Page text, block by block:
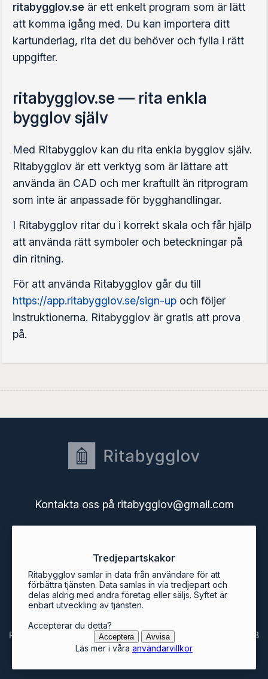
ritabygglov.se är ett enkelt program som är lätt
att komma igång med. Du kan importera ditt
kartunderlag, rita det du behöver och fylla i rätt
uppgifter.
ritabygglov.se — rita enkla
bygglov själv
Med Ritabygglov kan du rita enkla bygglov själv.
Ritabygglov är ett verktyg som är lättare att
använda än CAD och mer kraftullt än ritprogram
som inte är anpassade för bygghandlingar.
I Ritabygglov ritar du i korrekt skala och får hjälp
att använda rätt symboler och beteckningar på
din ritning.
För att använda Ritabygglov går du till
https://app.ritabygglov.se/sign-up och följer
instruktionerna. Ritabygglov är gratis att prova
på.
Tredjepartskakor
Ritabygglov samlar in data från användare för att
förbättra tjänsten. Data samlas in via tredjepart och
delas aldrig med andra företag eller säljs. Syftet är
enbart utveckling av tjänsten.
Accepterar du detta?
Acceptera Avvisa
Läs mer i våra användarvillkor
Kontakta oss på ritabygglov@gmail.com
Användarguide
Användarvillkor
Bygglov i Sveriges kommuner
Ritabygglovs blogg
Ritabygglov är en tjänst från Svenska Mjukvarukontoret AB